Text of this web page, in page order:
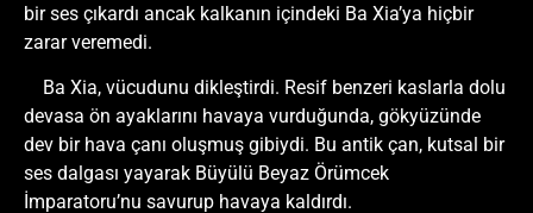
bir ses çıkardı ancak kalkanın içindeki Ba Xia’ya hiçbir
zarar veremedi.
Ba Xia, vücudunu dikleştirdi. Resif benzeri kaslarla dolu
devasa ön ayaklarını havaya vurduğunda, gökyüzünde
dev bir hava çanı oluşmuş gibiydi. Bu antik çan, kutsal bir
ses dalgası yayarak Büyülü Beyaz Örümcek
İmparatoru’nu savurup havaya kaldırdı.